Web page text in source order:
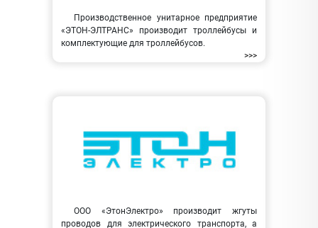
Производственное унитарное предприятие
«ЭТОН-ЭЛТРАНС» производит троллейбусы и
комплектующие для троллейбусов.
>>>
ООО «ЭтонЭлектро» производит жгуты
проводов для электрического транспорта, а